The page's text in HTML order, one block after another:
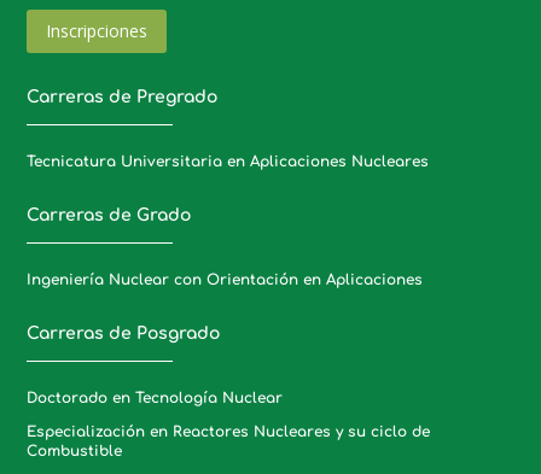
Inscripciones
Carreras de Pregrado
Tecnicatura Universitaria en Aplicaciones Nucleares
Carreras de Grado
Ingeniería Nuclear con Orientación en Aplicaciones
Carreras de Posgrado
Doctorado en Tecnología Nuclear
Especialización en Reactores Nucleares y su ciclo de
Combustible